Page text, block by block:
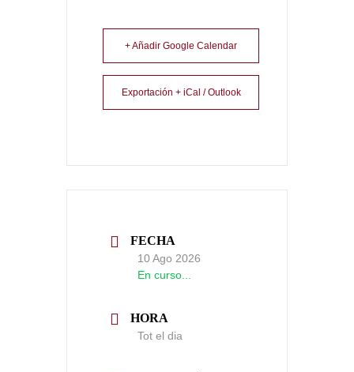
+ Añadir Google Calendar
Exportación + iCal / Outlook
FECHA
10 Ago 2026
En curso...
HORA
Tot el dia